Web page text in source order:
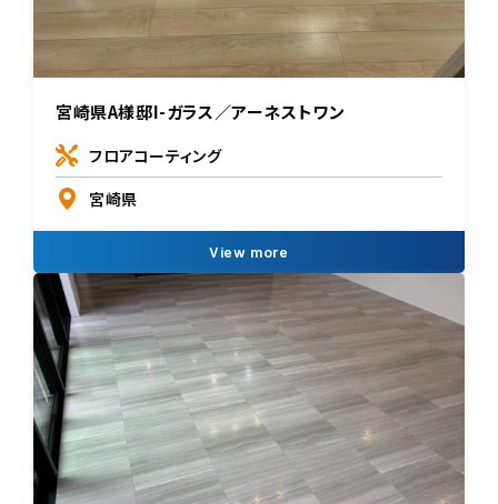
宮崎県A様邸I-ガラス／アーネストワン
フロアコーティング
宮崎県
View more